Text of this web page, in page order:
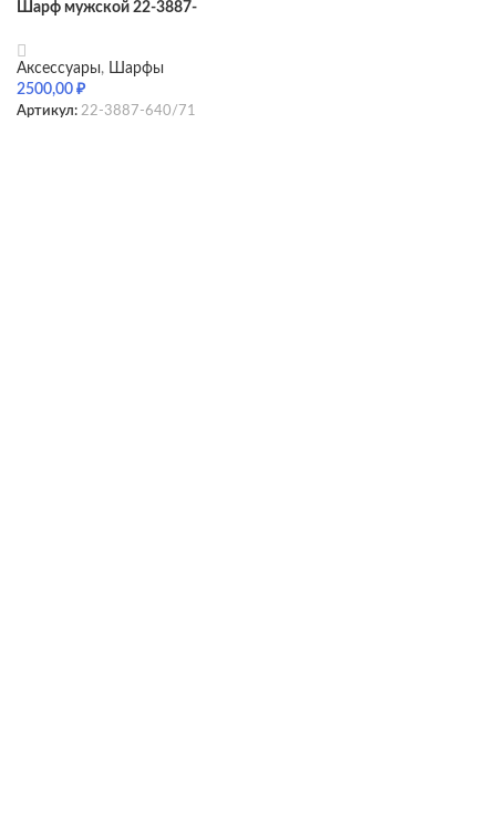
Шарф мужской 22-3887-
Аксессуары, Шарфы
2500,00 ₽
Артикул: 22-3887-640/71